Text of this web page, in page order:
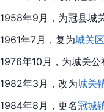
1958年9月，为冠县城
1961年7月，复为城关区
1976年10月，为城关公
1982年3月，改为城关
1984年8月，更名冠城